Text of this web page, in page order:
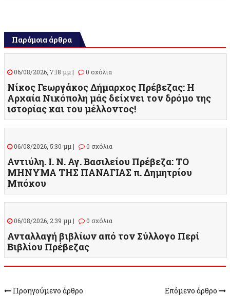
Παρόμοια άρθρα
06/08/2026, 7:18 μμ | 0 σχόλια
Νίκος Γεωργάκος Δήμαρχος Πρέβεζας: Η
Αρχαία Νικόπολη μάς δείχνει τον δρόμο της
ιστορίας και του μέλλοντος!
06/08/2026, 5:30 μμ | 0 σχόλια
Αντιύλη. Ι. Ν. Αγ. Βασιλείου Πρέβεζα: ΤΟ
ΜΗΝΥΜΑ ΤΗΣ ΠΑΝΑΓΙΑΣ π. Δημητρίου
Μπόκου
06/08/2026, 2:39 μμ | 0 σχόλια
Ανταλλαγή βιβλίων από τον Σύλλογο Περί
Βιβλίου Πρέβεζας
Προηγούμενο άρθρο Επόμενο άρθρο